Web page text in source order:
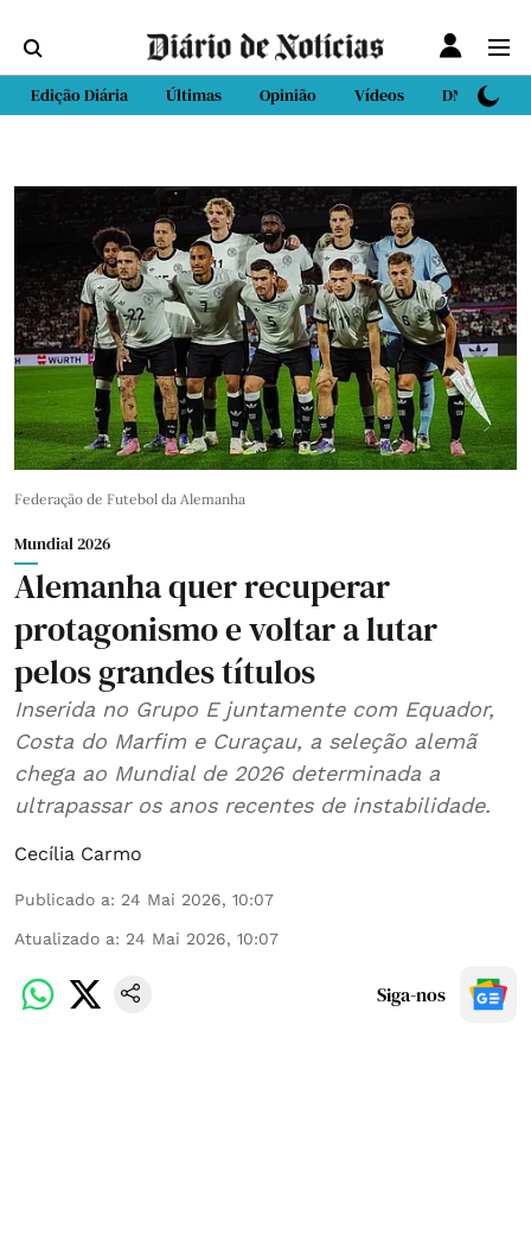
Edição Diária Últimas Opinião Vídeos DN Sport
Federação de Futebol da Alemanha
Mundial 2026
Alemanha quer recuperar
protagonismo e voltar a lutar
pelos grandes títulos
Inserida no Grupo E juntamente com Equador,
Costa do Marfim e Curaçau, a seleção alemã
chega ao Mundial de 2026 determinada a
ultrapassar os anos recentes de instabilidade.
Cecília Carmo
Publicado a: 24 Mai 2026, 10:07
Atualizado a: 24 Mai 2026, 10:07
Siga-nos